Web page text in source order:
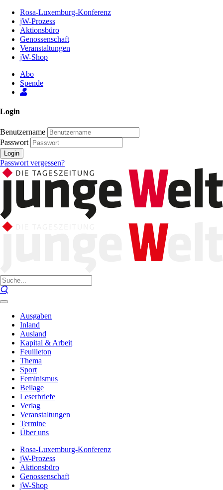
Inhalt
Seite
Rosa-Luxemburg-Konferenz
jW-Prozess
Aktionsbüro
Genossenschaft
Veranstaltungen
jW-Shop
Abo
Spende
Login
Benutzername
Passwort
Login
Passwort vergessen?
Ausgaben
Inland
Ausland
Kapital & Arbeit
Feuilleton
Thema
Sport
Feminismus
Beilage
Leserbriefe
Verlag
Veranstaltungen
Termine
Über uns
Rosa-Luxemburg-Konferenz
jW-Prozess
Aktionsbüro
Genossenschaft
jW-Shop